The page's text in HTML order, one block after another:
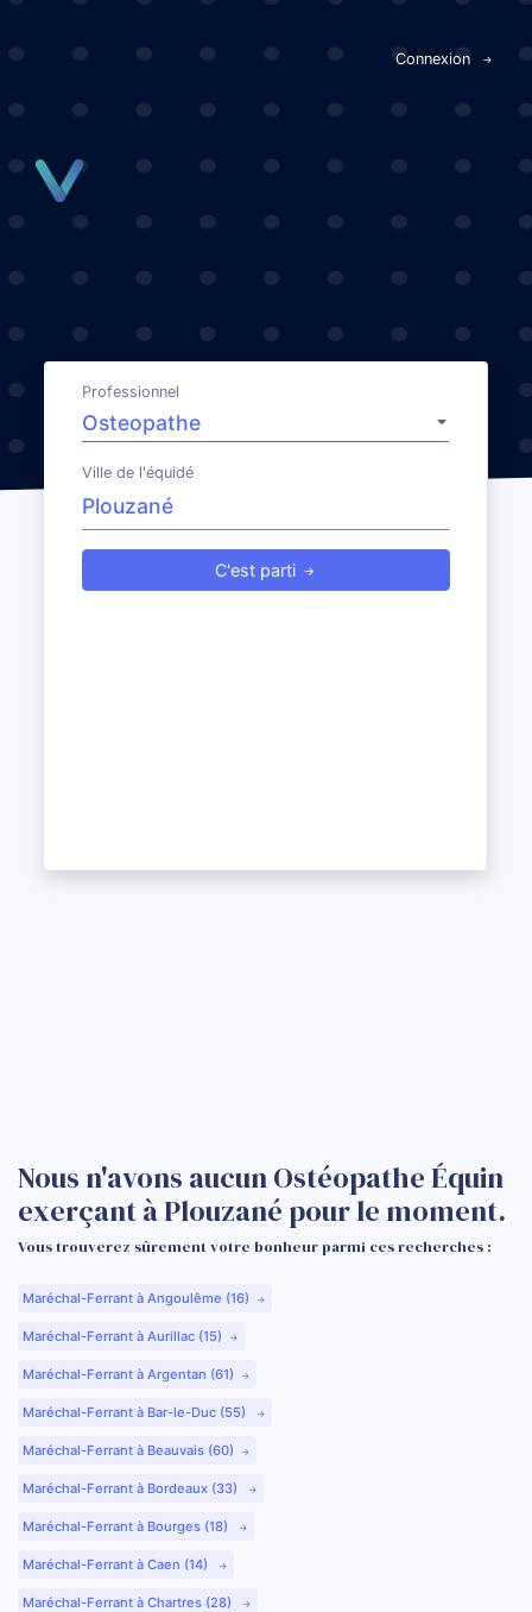
Connexion
Professionnel
Ville de l'équidé
C'est parti
Nous n'avons aucun Ostéopathe Équin
exerçant à Plouzané pour le moment.
Vous trouverez sûrement votre bonheur parmi ces recherches :
Maréchal-Ferrant à Angoulême (16)
Maréchal-Ferrant à Aurillac (15)
Maréchal-Ferrant à Argentan (61)
Maréchal-Ferrant à Bar-le-Duc (55)
Maréchal-Ferrant à Beauvais (60)
Maréchal-Ferrant à Bordeaux (33)
Maréchal-Ferrant à Bourges (18)
Maréchal-Ferrant à Caen (14)
Maréchal-Ferrant à Chartres (28)